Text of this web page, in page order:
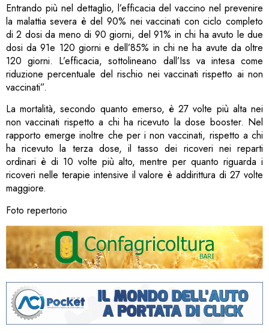
Entrando più nel dettaglio, l’efficacia del vaccino nel prevenire
la malattia severa è del 90% nei vaccinati con ciclo completo
di 2 dosi da meno di 90 giorni, del 91% in chi ha avuto le due
dosi da 91e 120 giorni e dell’85% in chi ne ha avute da oltre
120 giorni. L’efficacia, sottolineano dall’Iss va intesa come
riduzione percentuale del rischio nei vaccinati rispetto ai non
vaccinati”.
La mortalità, secondo quanto emerso, è 27 volte più alta nei
non vaccinati rispetto a chi ha ricevuto la dose booster. Nel
rapporto emerge inoltre che per i non vaccinati, rispetto a chi
ha ricevuto la terza dose, il tasso dei ricoveri nei reparti
ordinari è di 10 volte più alto, mentre per quanto riguarda i
ricoveri nelle terapie intensive il valore è addirittura di 27 volte
maggiore.
Foto repertorio